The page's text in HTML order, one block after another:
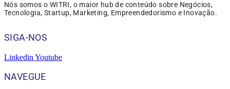
Nós somos o WITRI, o maior hub de conteúdo sobre Negócios,
Tecnologia, Startup, Marketing, Empreendedorismo e Inovação.
SIGA-NOS
Linkedin Youtube
NAVEGUE